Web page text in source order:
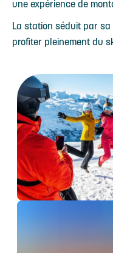
une expérience de
La station séduit par
profiter pleinement du